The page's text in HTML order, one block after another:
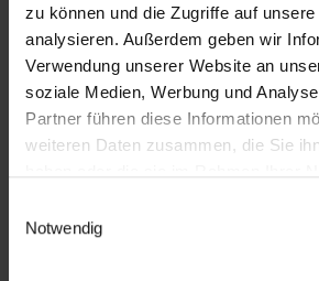
zu können und die Zugriffe auf
analysieren. Außerdem geben wir
Verwendung unserer Website an
soziale Medien, Werbung und
Partner führen diese Informationen
weiteren Daten zusammen, die Sie
Notwendig
HOTELEINRICHTUNGEN
Dienstleistungen